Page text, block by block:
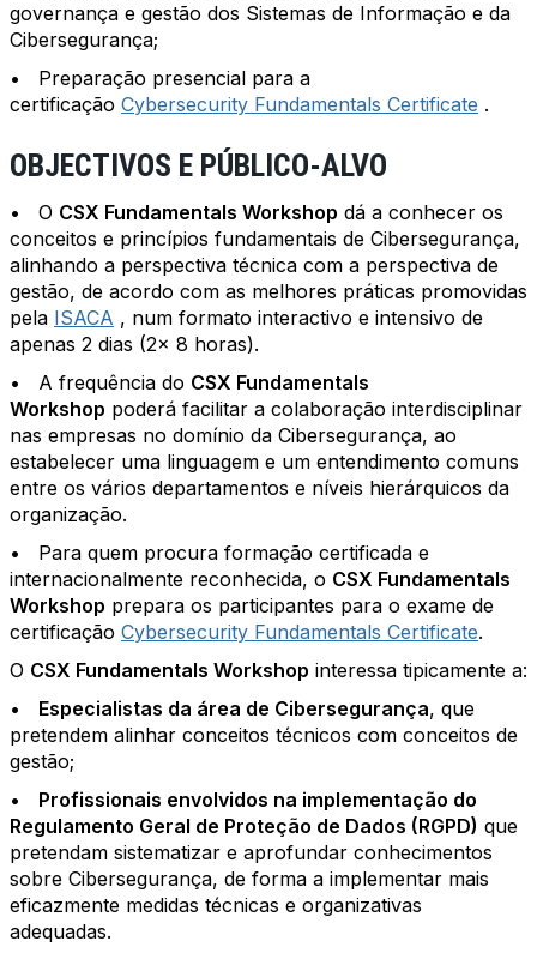
governança e gestão dos Sistemas de Informação e da
Cibersegurança;
• Preparação presencial para a
certificação Cybersecurity Fundamentals Certificate .
OBJECTIVOS E PÚBLICO-ALVO
• O CSX Fundamentals Workshop dá a conhecer os
conceitos e princípios fundamentais de Cibersegurança,
alinhando a perspectiva técnica com a perspectiva de
gestão, de acordo com as melhores práticas promovidas
pela ISACA , num formato interactivo e intensivo de
apenas 2 dias (2x 8 horas).
• A frequência do CSX Fundamentals
Workshop poderá facilitar a colaboração interdisciplinar
nas empresas no domínio da Cibersegurança, ao
estabelecer uma linguagem e um entendimento comuns
entre os vários departamentos e níveis hierárquicos da
organização.
• Para quem procura formação certificada e
internacionalmente reconhecida, o CSX Fundamentals
Workshop prepara os participantes para o exame de
certificação Cybersecurity Fundamentals Certificate.
O CSX Fundamentals Workshop interessa tipicamente a:
• Especialistas da área de Cibersegurança, que
pretendem alinhar conceitos técnicos com conceitos de
gestão;
• Profissionais envolvidos na implementação do
Regulamento Geral de Proteção de Dados (RGPD) que
pretendam sistematizar e aprofundar conhecimentos
sobre Cibersegurança, de forma a implementar mais
eficazmente medidas técnicas e organizativas
adequadas.